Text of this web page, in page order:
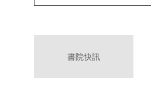
書院快訊